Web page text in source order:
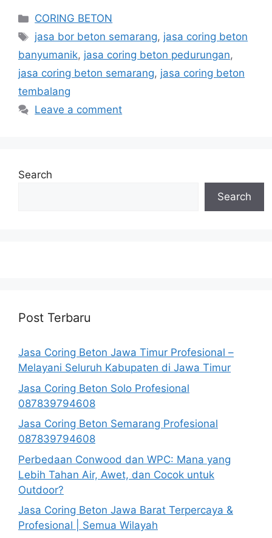
Categories
CORING BETON
Tags
jasa bor beton semarang, jasa coring beton
banyumanik, jasa coring beton pedurungan,
jasa coring beton semarang, jasa coring beton
tembalang
Leave a comment
Search
Search
Post Terbaru
Jasa Coring Beton Jawa Timur Profesional –
Melayani Seluruh Kabupaten di Jawa Timur
Jasa Coring Beton Solo Profesional
087839794608
Jasa Coring Beton Semarang Profesional
087839794608
Perbedaan Conwood dan WPC: Mana yang
Lebih Tahan Air, Awet, dan Cocok untuk
Outdoor?
Jasa Coring Beton Jawa Barat Terpercaya &
Profesional | Semua Wilayah